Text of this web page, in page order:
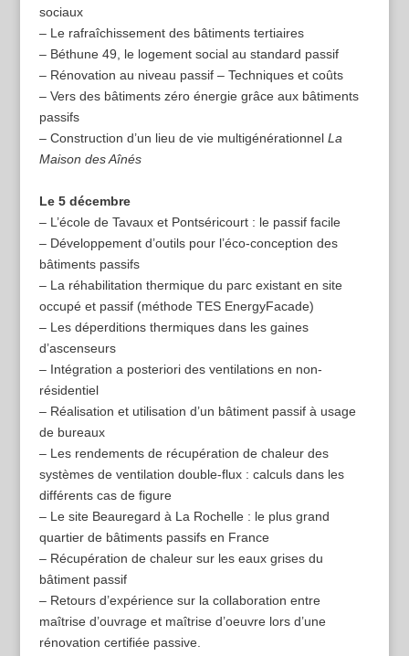
sociaux
– Le rafraîchissement des bâtiments tertiaires
– Béthune 49, le logement social au standard passif
– Rénovation au niveau passif – Techniques et coûts
– Vers des bâtiments zéro énergie grâce aux bâtiments
passifs
– Construction d’un lieu de vie multigénérationnel La
Maison des Aînés
Le 5 décembre
– L’école de Tavaux et Pontséricourt : le passif facile
– Développement d’outils pour l’éco-conception des
bâtiments passifs
– La réhabilitation thermique du parc existant en site
occupé et passif (méthode TES EnergyFacade)
– Les déperditions thermiques dans les gaines
d’ascenseurs
– Intégration a posteriori des ventilations en non-
résidentiel
– Réalisation et utilisation d’un bâtiment passif à usage
de bureaux
– Les rendements de récupération de chaleur des
systèmes de ventilation double-flux : calculs dans les
différents cas de figure
– Le site Beauregard à La Rochelle : le plus grand
quartier de bâtiments passifs en France
– Récupération de chaleur sur les eaux grises du
bâtiment passif
– Retours d’expérience sur la collaboration entre
maîtrise d’ouvrage et maîtrise d’oeuvre lors d’une
rénovation certifiée passive.